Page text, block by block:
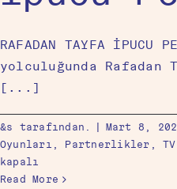
RAFADAN TAYFA İPUCU
yolculuğunda Rafadan
[...]
&s tarafından. Mart 8,
Oyunları , Partnerlikler ,
kapalı
Read More